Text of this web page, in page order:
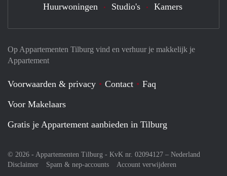
Op Appartementen Tilburg vind en verhuur je makkelijk je
Appartement
Voorwaarden & privacy Contact
Faq
Voor Makelaars
Gratis je Appartement aanbieden in Tilburg
© 2026 - Appartementen Tilburg - KvK nr. 02094127 – Nederland
Disclaimer
Spam & nep-accounts Account verwijderen
Huurwoningen Studio's Kamers